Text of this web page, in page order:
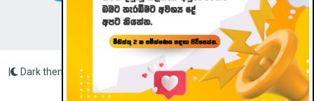
Radio Veritas Asia © 2023
Dark theme